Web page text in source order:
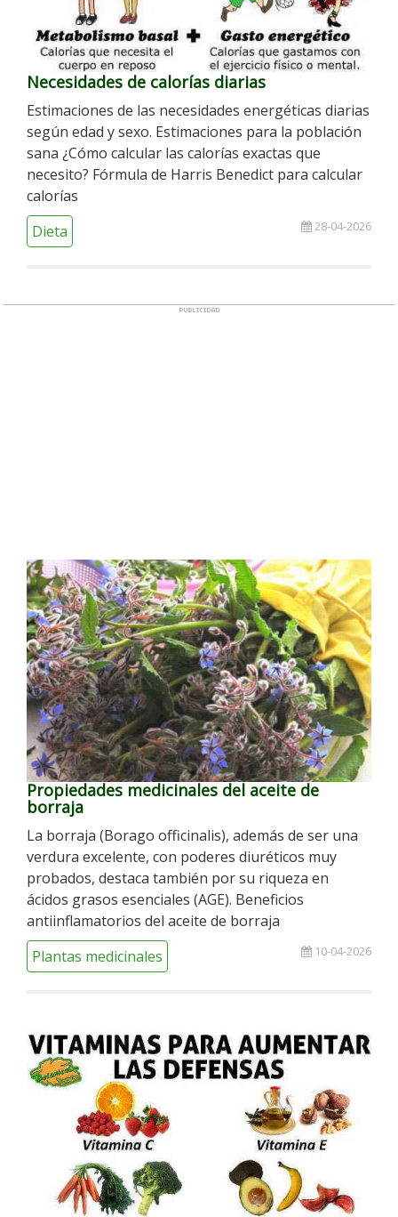
Necesidades de calorías diarias
Estimaciones de las necesidades energéticas diarias
según edad y sexo. Estimaciones para la población
sana ¿Cómo calcular las calorías exactas que
necesito? Fórmula de Harris Benedict para calcular
calorías
28-04-2026
Dieta
Propiedades medicinales del aceite de
borraja
La borraja (Borago officinalis), además de ser una
verdura excelente, con poderes diuréticos muy
probados, destaca también por su riqueza en
ácidos grasos esenciales (AGE). Beneficios
antiinflamatorios del aceite de borraja
10-04-2026
Plantas medicinales